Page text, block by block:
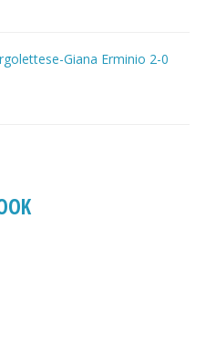
Giana Erminio 2-0